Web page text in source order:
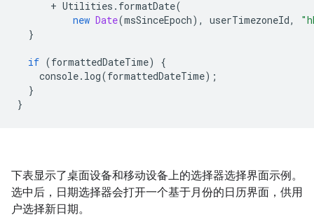
+ Utilities . formatDate(
new Date(msSinceEpoch), userTimezoneId,
}
if (formattedDateTime)
{
console. log(formattedDateTime);
}
}
下表显示了桌面设备和移动设备上的选择器选择界面示例。
选中后，日期选择器会打开一个基于月份的日历界面，供用
户选择新日期。